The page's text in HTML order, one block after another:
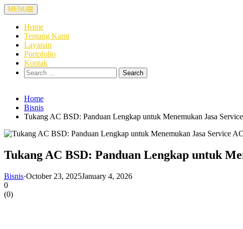
Skip
to
content
MENU
Home
Tentang Kami
Layanan
Portofolio
Kontak
Search
for:
Home
Bisnis
Tukang AC BSD: Panduan Lengkap untuk Menemukan Jasa
Tukang AC BSD: Panduan Lengkap untuk
Bisnis·October 23, 2025January 4, 2026
0
(0)